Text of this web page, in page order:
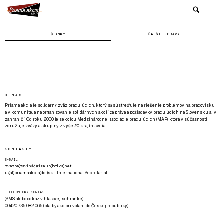
ČLÁNKY ĎALŠIE SPRÁVY
O NÁS
Priama akcia je solidárny zväz pracujúcich, ktorý sa sústreďuje na riešenie problémov na pracovisku
a v komunite, a na organizovanie solidárnych akcií za práva a požiadavky pracujúcich na Slovensku aj v
zahraničí. Od roku 2000 je sekciou Medzinárodnej asociácie pracujúcich (MAP), ktorá v súčasnosti
združuje zväzy a skupiny z vyše 20 krajín sveta.
KONTAKTY
E-MAIL
zvazpa(zavináč)riseup(bodka)net
is(at)priamaakcia(dot)sk - International Secretariat
TELEFONICKÝ KONTAKT
(SMS alebo odkaz v hlasovej schránke):
00420 735 082 065 (platby ako pri volaní do Českej republiky)